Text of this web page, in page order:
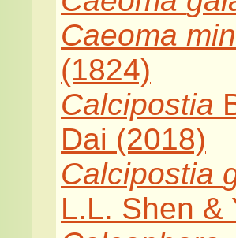
Caeoma
(1824)
Calcipostia
Dai (2018)
Calcipostia
L.L. Shen &